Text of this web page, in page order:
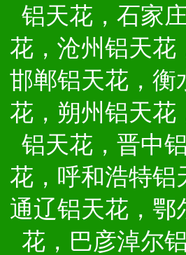
铝天花，石家
花，沧州铝天花
邯郸铝天花，衡
花，朔州铝天花
铝天花，晋中
花，呼和浩特铝
通辽铝天花，鄂
花，巴彦淖尔